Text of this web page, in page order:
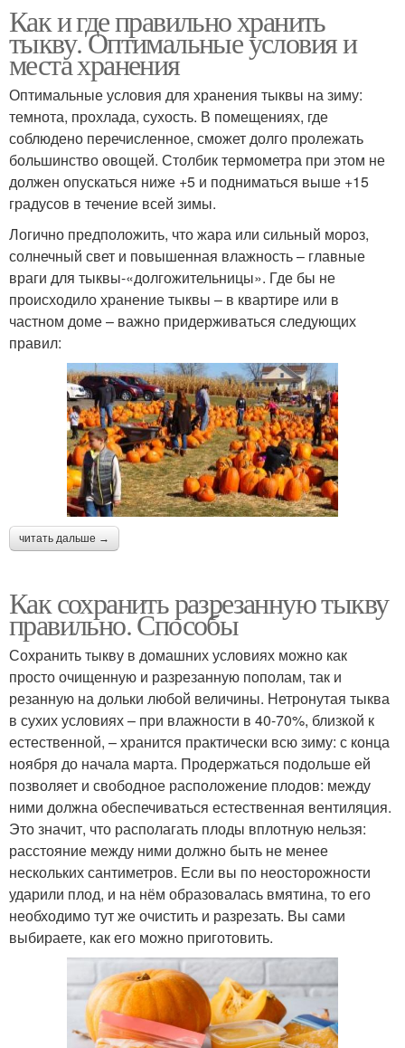
Как и где правильно хранить
тыкву. Оптимальные условия и
места хранения
Оптимальные условия для хранения тыквы на зиму:
темнота, прохлада, сухость. В помещениях, где
соблюдено перечисленное, сможет долго пролежать
большинство овощей. Столбик термометра при этом не
должен опускаться ниже +5 и подниматься выше +15
градусов в течение всей зимы.
Логично предположить, что жара или сильный мороз,
солнечный свет и повышенная влажность – главные
враги для тыквы-«долгожительницы». Где бы не
происходило хранение тыквы – в квартире или в
частном доме – важно придерживаться следующих
правил:
читать дальше →
Как сохранить разрезанную тыкву
правильно. Способы
Сохранить тыкву в домашних условиях можно как
просто очищенную и разрезанную пополам, так и
резанную на дольки любой величины. Нетронутая тыква
в сухих условиях – при влажности в 40-70%, близкой к
естественной, – хранится практически всю зиму: с конца
ноября до начала марта. Продержаться подольше ей
позволяет и свободное расположение плодов: между
ними должна обеспечиваться естественная вентиляция.
Это значит, что располагать плоды вплотную нельзя:
расстояние между ними должно быть не менее
нескольких сантиметров. Если вы по неосторожности
ударили плод, и на нём образовалась вмятина, то его
необходимо тут же очистить и разрезать. Вы сами
выбираете, как его можно приготовить.